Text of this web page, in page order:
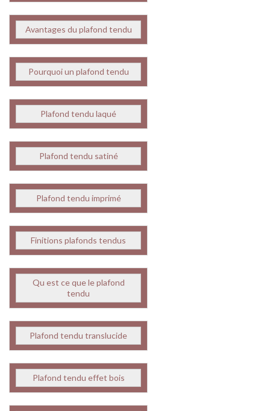
Avantages du plafond tendu
Pourquoi un plafond tendu
Plafond tendu laqué
Plafond tendu satiné
Plafond tendu imprimé
Finitions plafonds tendus
Qu est ce que le plafond
tendu
Plafond tendu translucide
Plafond tendu effet bois